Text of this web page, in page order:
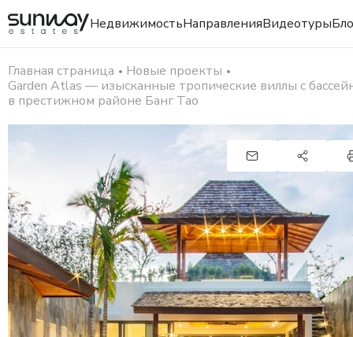
НедвижимостьНаправленияВидеотуры
Главная страница
Новые проекты
Garden Atlas — изысканные тропические виллы с
в престижном районе Банг Тао